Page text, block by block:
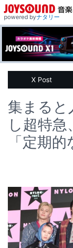
powered byナタリー
X Post
集まると
し超特急
「定期